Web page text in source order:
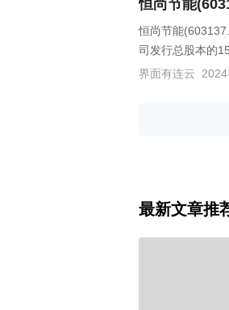
恒尚节能
恒尚节能
司发行总股本的
界面有连云
最新文章推